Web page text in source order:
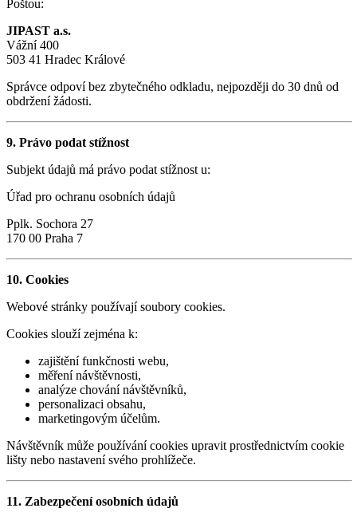
Poštou:
JIPAST a.s.
Vážní 400
503 41 Hradec Králové
Správce odpoví bez zbytečného odkladu, nejpozději do 30 dnů od
obdržení žádosti.
9. Právo podat stížnost
Subjekt údajů má právo podat stížnost u:
Úřad pro ochranu osobních údajů
Pplk. Sochora 27
170 00 Praha 7
10. Cookies
Webové stránky používají soubory cookies.
Cookies slouží zejména k:
zajištění funkčnosti webu,
měření návštěvnosti,
analýze chování návštěvníků,
personalizaci obsahu,
marketingovým účelům.
Návštěvník může používání cookies upravit prostřednictvím cookie
lišty nebo nastavení svého prohlížeče.
11. Zabezpečení osobních údajů